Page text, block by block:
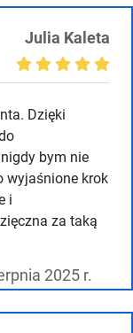
Julia Kaleta
Dzięki
bym nie
wyjaśnione krok
i
za taką
2025 r.